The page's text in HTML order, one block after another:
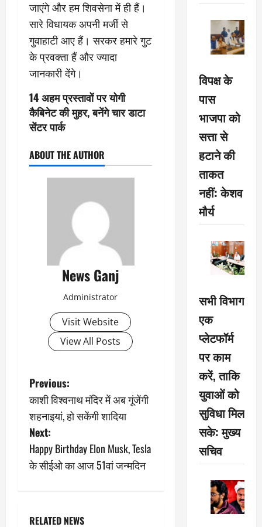
जाएंगे और हम शिवसेना में ही हैं।
सारे विधायक अपनी मर्जी से
गुवाहाटी आए हैं। सरकर हमारे गुट
के प्रवक्ता हैं और ज्यादा
जानकारी देंगे।
14 अहम प्रस्तावों पर योगी
कैबिनेट की मुहर, बनेंगे चार डाटा
सेंटर पार्क
ABOUT THE AUTHOR
News Ganj
Administrator
Visit Website
View All Posts
P
o
s
t
Previous:
काशी विश्वनाथ मंदिर में अब गूंजेंगी
शहनाइयां, हो सकेंगी शादिया
Next:
Happy Birthday Elon Musk, Tesla
के सीईओ का आज 51वां जन्मदिन
RELATED NEWS
विपक्ष के
पास
भाजपा को
सत्ता से
हटाने की
ताकत
नहीं: केशव
मौर्य
सभी विभाग
एक
प्लेटफॉर्म
पर काम
करें, ताकि
युवाओं को
सुविधा मिल
सके: मुख्य
सचिव